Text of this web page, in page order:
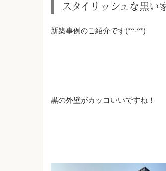
スタイリッシュな黒い
新築事例のご紹介です(*^-^*)
黒の外壁がカッコいいですね！